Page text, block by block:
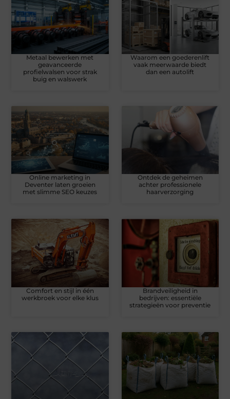
Metaal bewerken met
geavanceerde
profielwalsen voor strak
buig en walswerk
Waarom een goederenlift
vaak meerwaarde biedt
dan een autolift
Online marketing in
Deventer laten groeien
met slimme SEO keuzes
Ontdek de geheimen
achter professionele
haarverzorging
Comfort en stijl in één
werkbroek voor elke klus
Brandveiligheid in
bedrijven: essentiële
strategieën voor preventie